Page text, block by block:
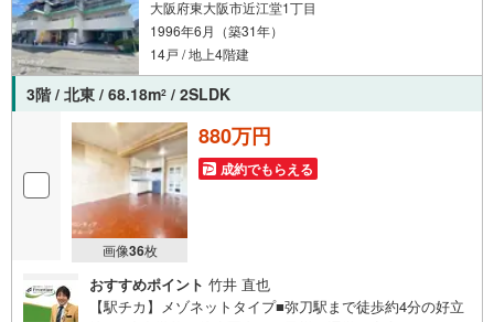
大阪府東大阪市近江堂1丁目
1996年6月（築31年）
14戸 / 地上4階建
3階 / 北東 / 68.18m2 / 2SLDK
画像36枚
880万円
成約でもらえる
おすすめポイント 竹井 直也
【駅チカ】メゾネットタイプ■弥刀駅まで徒歩約4分の好立